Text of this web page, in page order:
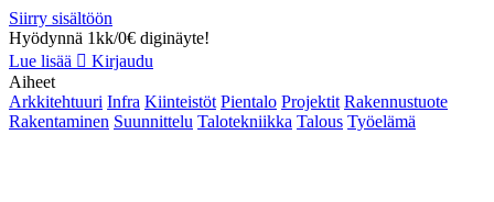
Siirry sisältöön
Hyödynnä 1kk/0€ diginäyte!
Lue lisää
Kirjaudu
Aiheet
Arkkitehtuuri Infra Kiinteistöt Pientalo Projektit Rakennustuote
Rakentaminen Suunnittelu Talotekniikka Talous Työelämä